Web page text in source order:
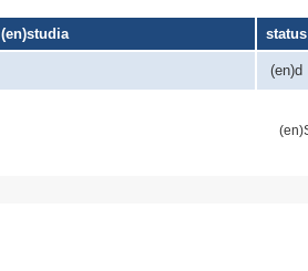
(en)studia status
(en)d